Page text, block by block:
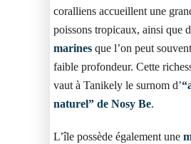
coralliens accueillent une
poissons tropicaux, ainsi que
marines que l’on peut
faible profondeur. Cette
vaut à Tanikely le surnom d’
naturel” de Nosy Be.
L’île possède également une